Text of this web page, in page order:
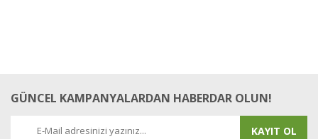
GÜNCEL KAMPANYALARDAN HABERDAR OLUN!
KAYIT OL